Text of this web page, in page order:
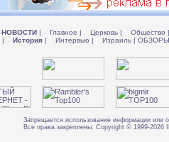
НОВОСТИ | Главное | Церковь | Общество |
| История | Интервью | Израиль |
Запрещается использование информации или
Все права закреплены. Copyright © 1999-